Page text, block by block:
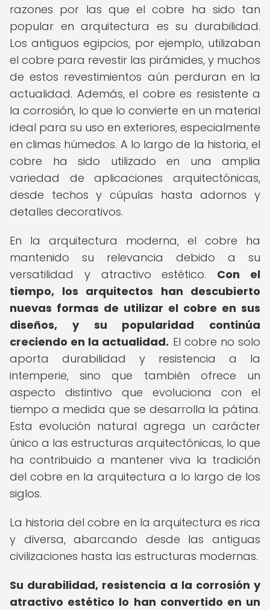
razones por las que el cobre ha sido tan
popular en arquitectura es su durabilidad.
Los antiguos egipcios, por ejemplo, utilizaban
el cobre para revestir las pirámides, y muchos
de estos revestimientos aún perduran en la
actualidad. Además, el cobre es resistente a
la corrosión, lo que lo convierte en un material
ideal para su uso en exteriores, especialmente
en climas húmedos. A lo largo de la historia, el
cobre ha sido utilizado en una amplia
variedad de aplicaciones arquitectónicas,
desde techos y cúpulas hasta adornos y
detalles decorativos.
En la arquitectura moderna, el cobre ha
mantenido su relevancia debido a su
versatilidad y atractivo estético. Con el
tiempo, los arquitectos han descubierto
nuevas formas de utilizar el cobre en sus
diseños, y su popularidad continúa
creciendo en la actualidad. El cobre no solo
aporta durabilidad y resistencia a la
intemperie, sino que también ofrece un
aspecto distintivo que evoluciona con el
tiempo a medida que se desarrolla la pátina.
Esta evolución natural agrega un carácter
único a las estructuras arquitectónicas, lo que
ha contribuido a mantener viva la tradición
del cobre en la arquitectura a lo largo de los
siglos.
La historia del cobre en la arquitectura es rica
y diversa, abarcando desde las antiguas
civilizaciones hasta las estructuras modernas.
Su durabilidad, resistencia a la corrosión y
atractivo estético lo han convertido en un